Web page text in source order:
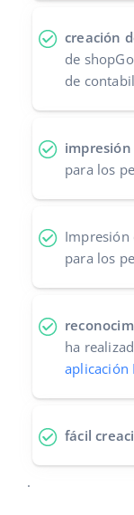
creación
de
de
para los
Impresión
para los
ha
aplicación
fácil
.